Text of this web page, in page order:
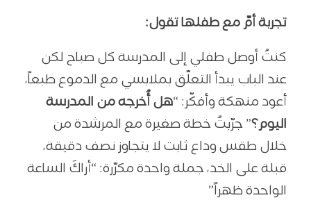
تجربة أمّ مع طفلها تقول:
كنتُ أوصل طفلي إلى المدرسة كل صباح لكن
عند الباب يبدأ التعلّق بملابسي مع الدموع طبعاً،
أعود منهكة وأفكّر: “هل أُخرجه من المدرسة
اليوم؟” جرّبتُ خطة صغيرة مع المرشدة من
خلال طقس وداع ثابت لا يتجاوز نصف دقيقة،
قبلة على الخد، جملة واحدة مكرّرة: “أراكَ الساعة
الواحدة ظهراً”